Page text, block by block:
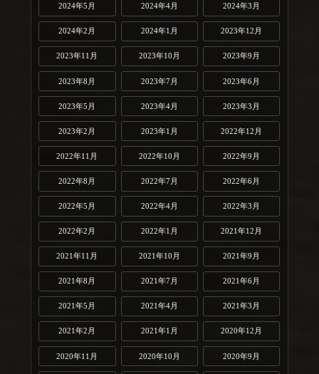
2024年5月 2024年4月 2024年3月
2024年2月 2024年1月 2023年12月
2023年11月 2023年10月 2023年9月
2023年8月 2023年7月 2023年6月
2023年5月 2023年4月 2023年3月
2023年2月 2023年1月 2022年12月
2022年11月 2022年10月 2022年9月
2022年8月 2022年7月 2022年6月
2022年5月 2022年4月 2022年3月
2022年2月 2022年1月 2021年12月
2021年11月 2021年10月 2021年9月
2021年8月 2021年7月 2021年6月
2021年5月 2021年4月 2021年3月
2021年2月 2021年1月 2020年12月
2020年11月 2020年10月 2020年9月